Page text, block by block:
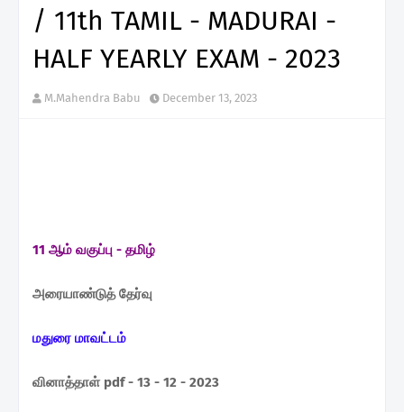
/ 11th TAMIL - MADURAI -
HALF YEARLY EXAM - 2023
M.Mahendra Babu December 13, 2023
11 ஆம் வகுப்பு - தமிழ்
அரையாண்டுத் தேர்வு
மதுரை மாவட்டம்
வினாத்தாள் pdf - 13 - 12 - 2023